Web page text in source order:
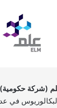
(شركة حكومية)
في